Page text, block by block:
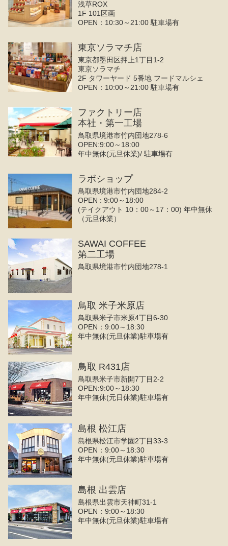
浅草ROX
1F 101区画
OPEN：10:30～21:00 駐車場有
東京ソラマチ店
東京都墨田区押上1丁目1-2
東京ソラマチ
2F タワーヤード 5番地 フードマルシェ
OPEN：10:00～21:00 駐車場有
ファクトリー店
本社・第一工場
鳥取県境港市竹内団地278-6
OPEN:9:00～18:00
年中無休(元旦休業)/ 駐車場有
ラボショップ
鳥取県境港市竹内団地284-2
OPEN : 9:00～18:00
(テイクアウト 10：00～17：00) 年中無休
（元旦休業）
SAWAI COFFEE
第二工場
鳥取県境港市竹内団地278-1
鳥取 米子米原店
鳥取県米子市米原4丁目6-30
OPEN：9:00～18:30
年中無休(元旦休業)駐車場有
鳥取 R431店
鳥取県米子市新開7丁目2-2
OPEN:9:00～18:30
年中無休(元日休業)駐車場有
島根 松江店
島根県松江市学園2丁目33-3
OPEN：9:00～18:30
年中無休(元旦休業)駐車場有
島根 出雲店
島根県出雲市天神町31-1
OPEN：9:00～18:30
年中無休(元旦休業)駐車場有